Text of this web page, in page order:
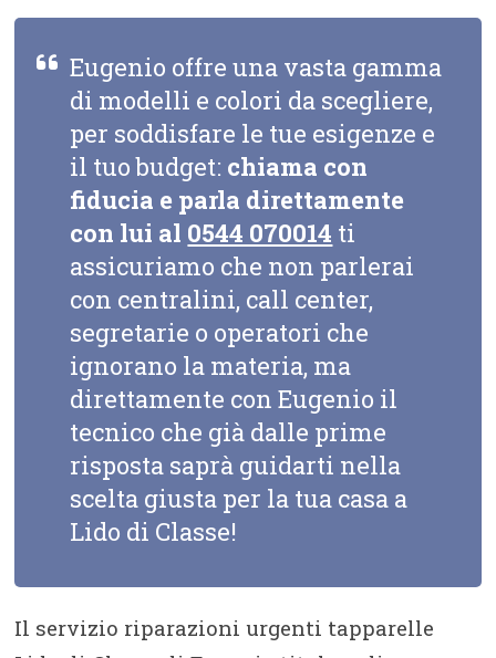
Eugenio offre una vasta gamma
di modelli e colori da scegliere,
per soddisfare le tue esigenze e
il tuo budget: chiama con
fiducia e parla direttamente
con lui al 0544 070014 ti
assicuriamo che non parlerai
con centralini, call center,
segretarie o operatori che
ignorano la materia, ma
direttamente con Eugenio il
tecnico che già dalle prime
risposta saprà guidarti nella
scelta giusta per la tua casa a
Lido di Classe!
Il servizio riparazioni urgenti tapparelle